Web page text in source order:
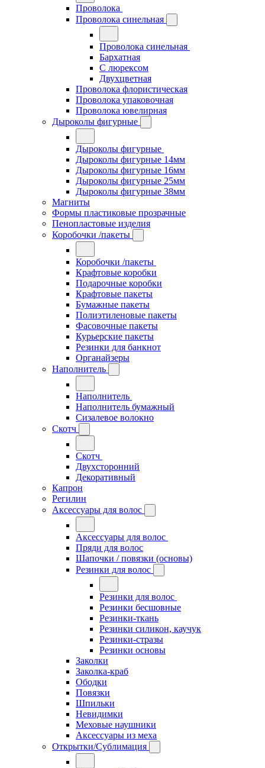
Проволока
Проволока синельная
Проволока синельная
Бархатная
С люрексом
Двухцветная
Проволока флористическая
Проволока упаковочная
Проволока ювелирная
Дыроколы фигурные
Дыроколы фигурные
Дыроколы фигурные 14мм
Дыроколы фигурные 16мм
Дыроколы фигурные 25мм
Дыроколы фигурные 38мм
Магниты
Формы пластиковые прозрачные
Пенопластовые изделия
Коробочки /пакеты
Коробочки /пакеты
Крафтовые коробки
Подарочные коробки
Крафтовые пакеты
Бумажные пакеты
Полиэтиленовые пакеты
Фасовочные пакеты
Курьерские пакеты
Резинки для банкнот
Органайзеры
Наполнитель
Наполнитель
Наполнитель бумажный
Сизалевое волокно
Скотч
Скотч
Двухсторонний
Декоративный
Капрон
Регилин
Аксессуары для волос
Аксессуары для волос
Пряди для волос
Шапочки / повязки (основы)
Резинки для волос
Резинки для волос
Резинки бесшовные
Резинки-ткань
Резинки силикон, каучук
Резинки-стразы
Резинки основы
Заколки
Заколка-краб
Ободки
Повязки
Шпильки
Невидимки
Меховые наушники
Аксессуары из меха
Открытки/Сублимация